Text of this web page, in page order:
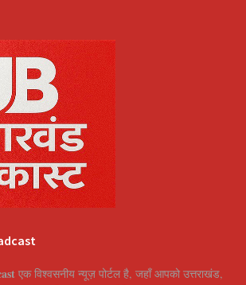
एक विश्वसनीय न्यूज़ पोर्टल है, जहाँ आपको उत्तराखंड,